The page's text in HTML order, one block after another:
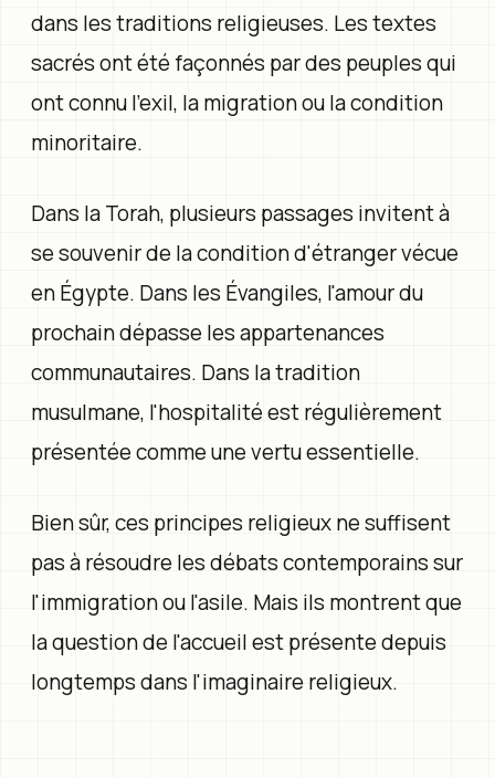
dans les traditions religieuses. Les textes
sacrés ont été façonnés par des peuples qui
ont connu l'exil, la migration ou la condition
minoritaire.
Dans la Torah, plusieurs passages invitent à
se souvenir de la condition d'étranger vécue
en Égypte. Dans les Évangiles, l'amour du
prochain dépasse les appartenances
communautaires. Dans la tradition
musulmane, l'hospitalité est régulièrement
présentée comme une vertu essentielle.
Bien sûr, ces principes religieux ne suffisent
pas à résoudre les débats contemporains sur
l'immigration ou l'asile. Mais ils montrent que
la question de l'accueil est présente depuis
longtemps dans l'imaginaire religieux.